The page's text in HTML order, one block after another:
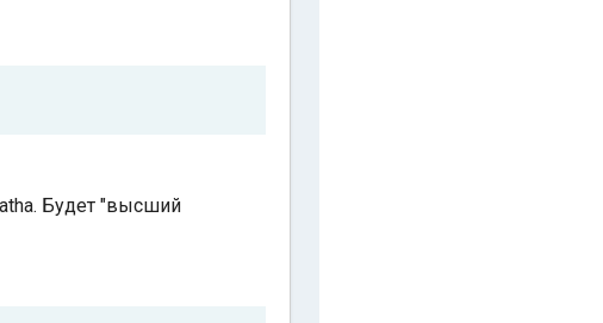
Будет "высший